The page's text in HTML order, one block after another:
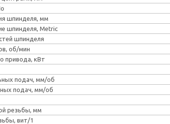
шпинделя, мм
шпинделя, Metric
шпинделя
об/мин
привода, кВт
подач, мм/об
подач, мм/об
резьбы, мм
вит/1